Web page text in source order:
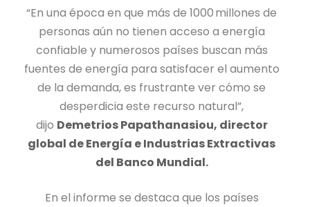
“En una época en que más de 1000 millones de
personas aún no tienen acceso a energía
confiable y numerosos países buscan más
fuentes de energía para satisfacer el aumento
de la demanda, es frustrante ver cómo se
desperdicia este recurso natural”,
dijo Demetrios Papathanasiou, director
global de Energía e Industrias Extractivas
del Banco Mundial.
En el informe se destaca que los países